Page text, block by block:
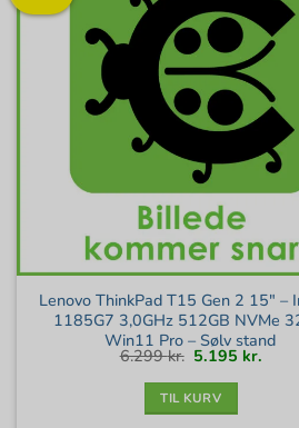
Lenovo ThinkPad T15 Gen 2 15″ –
1185G7 3,0GHz 512GB NVMe
Win11 Pro – Sølv stand
6.299kr. Den
oprindelige
pris
5.195 kr.Den
pris
TIL KURV